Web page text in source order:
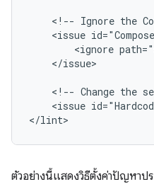
<!-- Ignore the
<issue
<ignore
</issue>
<!-- Change the
<issue
</lint>
ตัวอย่างนี้แสดงวิธีตั้งค่าปัญหาป